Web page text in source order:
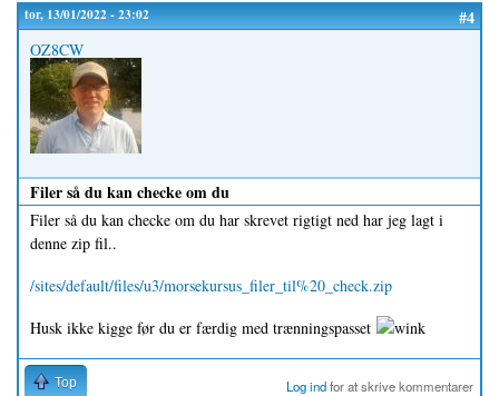
tor, 13/01/2022 - 23:02 #4
OZ8CW
Filer så du kan checke om du
Filer så du kan checke om du har skrevet rigtigt ned har jeg lagt i
denne zip fil..
/sites/default/files/u3/morsekursus_filer_til%20_check.zip
Husk ikke kigge før du er færdig med trænningspasset
Top Log indfor at skrive kommentarer